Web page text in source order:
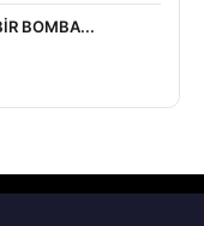
BOMBA...